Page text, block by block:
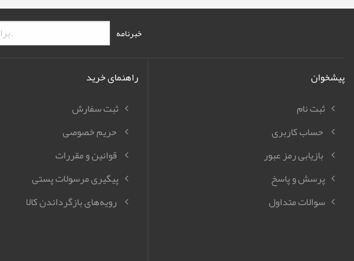
خبرنامه
پیشخوان
ثبت نام
حساب کاربری
بازیابی رمز عبور
پرسش و پاسخ
سوالات متداول
راهنمای خرید
ثبت سفارش
حریم خصوصی
قوانین و مقررات
پیگیری مرسولات پستی
رویه‌های بازگرداندن کالا